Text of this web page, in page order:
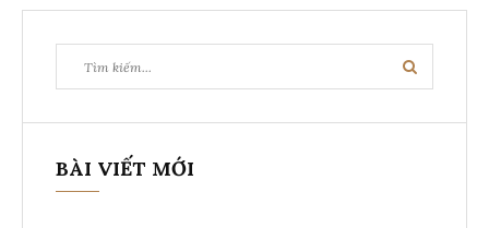
kiếm:
Tìm
kiếm
BÀI VIẾT MỚI